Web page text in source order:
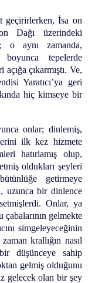
geçirirlerken, İsa on
Dağı üzerindeki
o aynı zamanda,
tepelerde
çıkarmıştı. Ve,
Yaratıcı’ya geri
hiç kimseye bir
onlar; dinlemiş,
ilk kez hizmete
hatırlamış olup,
oldukları şeyleri
getirmeye
uzunca bir dinlence
Onlar, ya
gelmekte
simgeleyeceğinin
krallığın nasıl
düşünceye sahip
gelmiş olduğunu
gelecek olan bir şey